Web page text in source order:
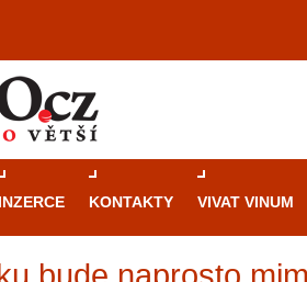
INZERCE KONTAKTY VIVAT VINUM